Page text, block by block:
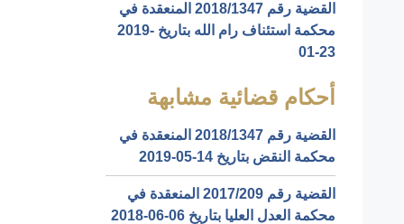
القضية رقم ‎1347‏/‎2018‏ المنعقدة في
محكمة استئناف رام الله بتاريخ ‎2019-
01-23‏
أحكام قضائية مشابهة
القضية رقم ‎1347‏/‎2018‏ المنعقدة في
محكمة النقض بتاريخ ‎2019-05-14‏
القضية رقم ‎209‏/‎2017‏ المنعقدة في
محكمة العدل العليا بتاريخ ‎2018-06-06‏